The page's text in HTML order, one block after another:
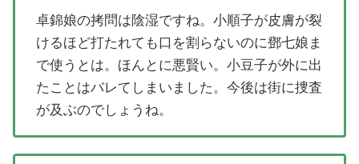
卓錦娘の拷問は陰湿ですね。小順子が皮膚が裂
けるほど打たれても口を割らないのに鄧七娘ま
で使うとは。ほんとに悪賢い。小豆子が外に出
たことはバレてしまいました。今後は街に捜査
が及ぶのでしょうね。